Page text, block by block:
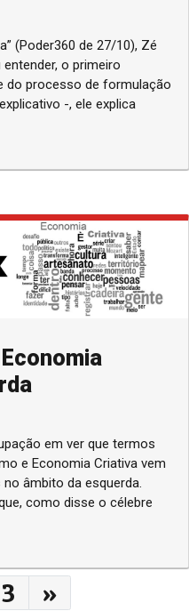
(Poder360 de 27/10), Zé
o primeiro
do processo de formulação
-, ele explica
em ver que termos
e Economia Criativa vem
âmbito da esquerda.
como disse o célebre
3 »